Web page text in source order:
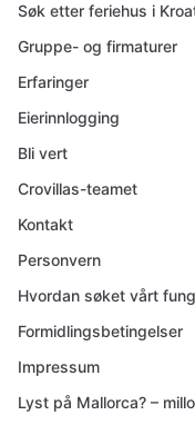
Søk etter feriehus i
Gruppe- og firmaturer
Erfaringer
Eierinnlogging
Bli vert
Crovillas-teamet
Kontakt
Personvern
Hvordan søket vårt
Formidlingsbetingelser
Impressum
Lyst på Mallorca? –